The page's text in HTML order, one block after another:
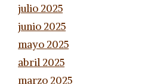
julio 2025
junio 2025
mayo 2025
abril 2025
marzo 2025